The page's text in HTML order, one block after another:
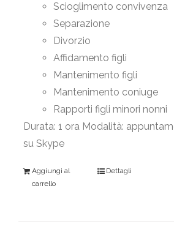
Scioglimento convivenza
Separazione
Divorzio
Affidamento figli
Mantenimento figli
Mantenimento coniuge
Rapporti figli minori nonni
Durata: 1 ora Modalità:
su Skype
Aggiungi al
carrello
Dettagli